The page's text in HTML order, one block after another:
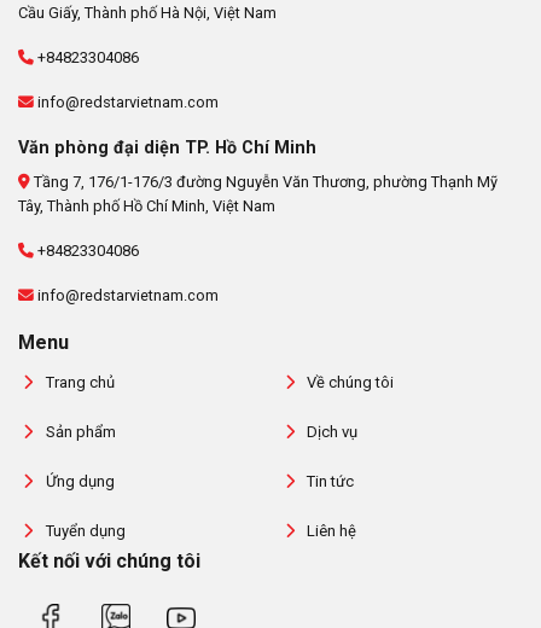
Cầu Giấy, Thành phố Hà Nội, Việt Nam
+84823304086
info@redstarvietnam.com
Văn phòng đại diện TP. Hồ Chí Minh
Tầng 7, 176/1-176/3 đường Nguyễn Văn Thương, phường Thạnh Mỹ
Tây, Thành phố Hồ Chí Minh, Việt Nam
+84823304086
info@redstarvietnam.com
Menu
Trang chủ Về chúng tôi
Sản phẩm Dịch vụ
Ứng dụng Tin tức
Tuyển dụng Liên hệ
Kết nối với chúng tôi